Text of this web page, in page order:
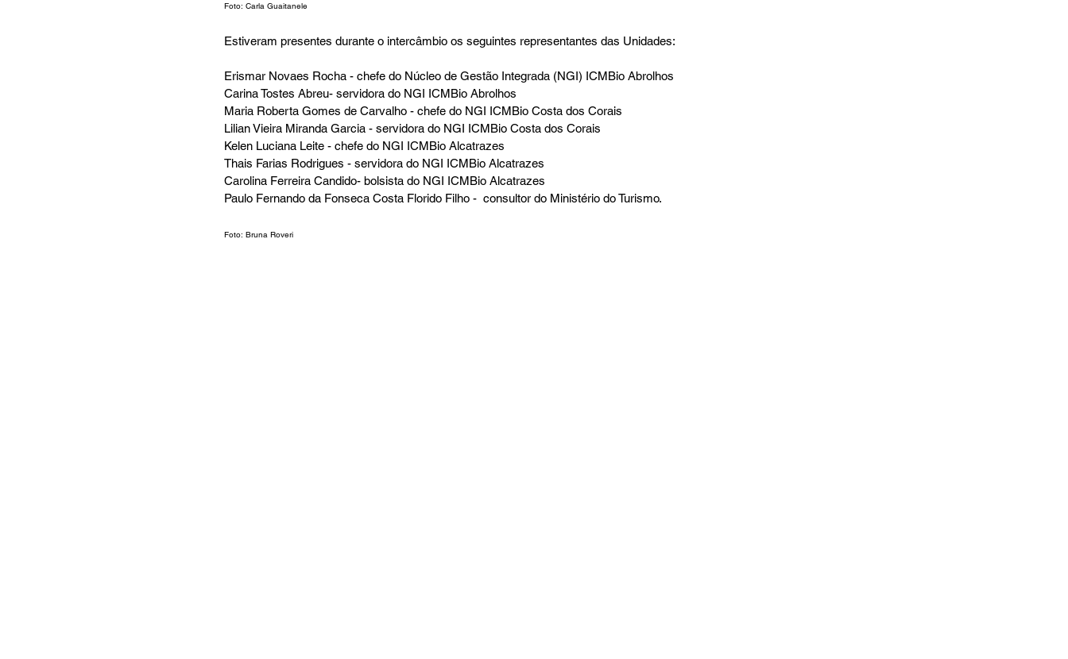
Foto: Carla Guaitanele
Estiveram presentes durante o intercâmbio os seguintes representantes das Unidades:
Erismar Novaes Rocha - chefe do Núcleo de Gestão Integrada (NGI) ICMBio Abrolhos
Carina Tostes Abreu- servidora do NGI ICMBio Abrolhos
Maria Roberta Gomes de Carvalho - chefe do NGI ICMBio Costa dos Corais
Lilian Vieira Miranda Garcia - servidora do NGI ICMBio Costa dos Corais
Kelen Luciana Leite - chefe do NGI ICMBio Alcatrazes
Thais Farias Rodrigues - servidora do NGI ICMBio Alcatrazes
Carolina Ferreira Candido- bolsista do NGI ICMBio Alcatrazes
Paulo Fernando da Fonseca Costa Florido Filho -  consultor do Ministério do Turismo.
Foto: Bruna Roveri